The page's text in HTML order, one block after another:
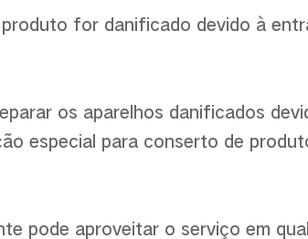
for danificado devido à
os aparelhos danificados
especial para conserto de
pode aproveitar o serviço em